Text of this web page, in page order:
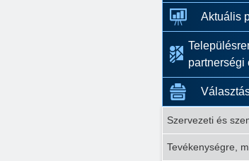
Aktuális
partnerségi
Szervezeti és
Tevékenységre,